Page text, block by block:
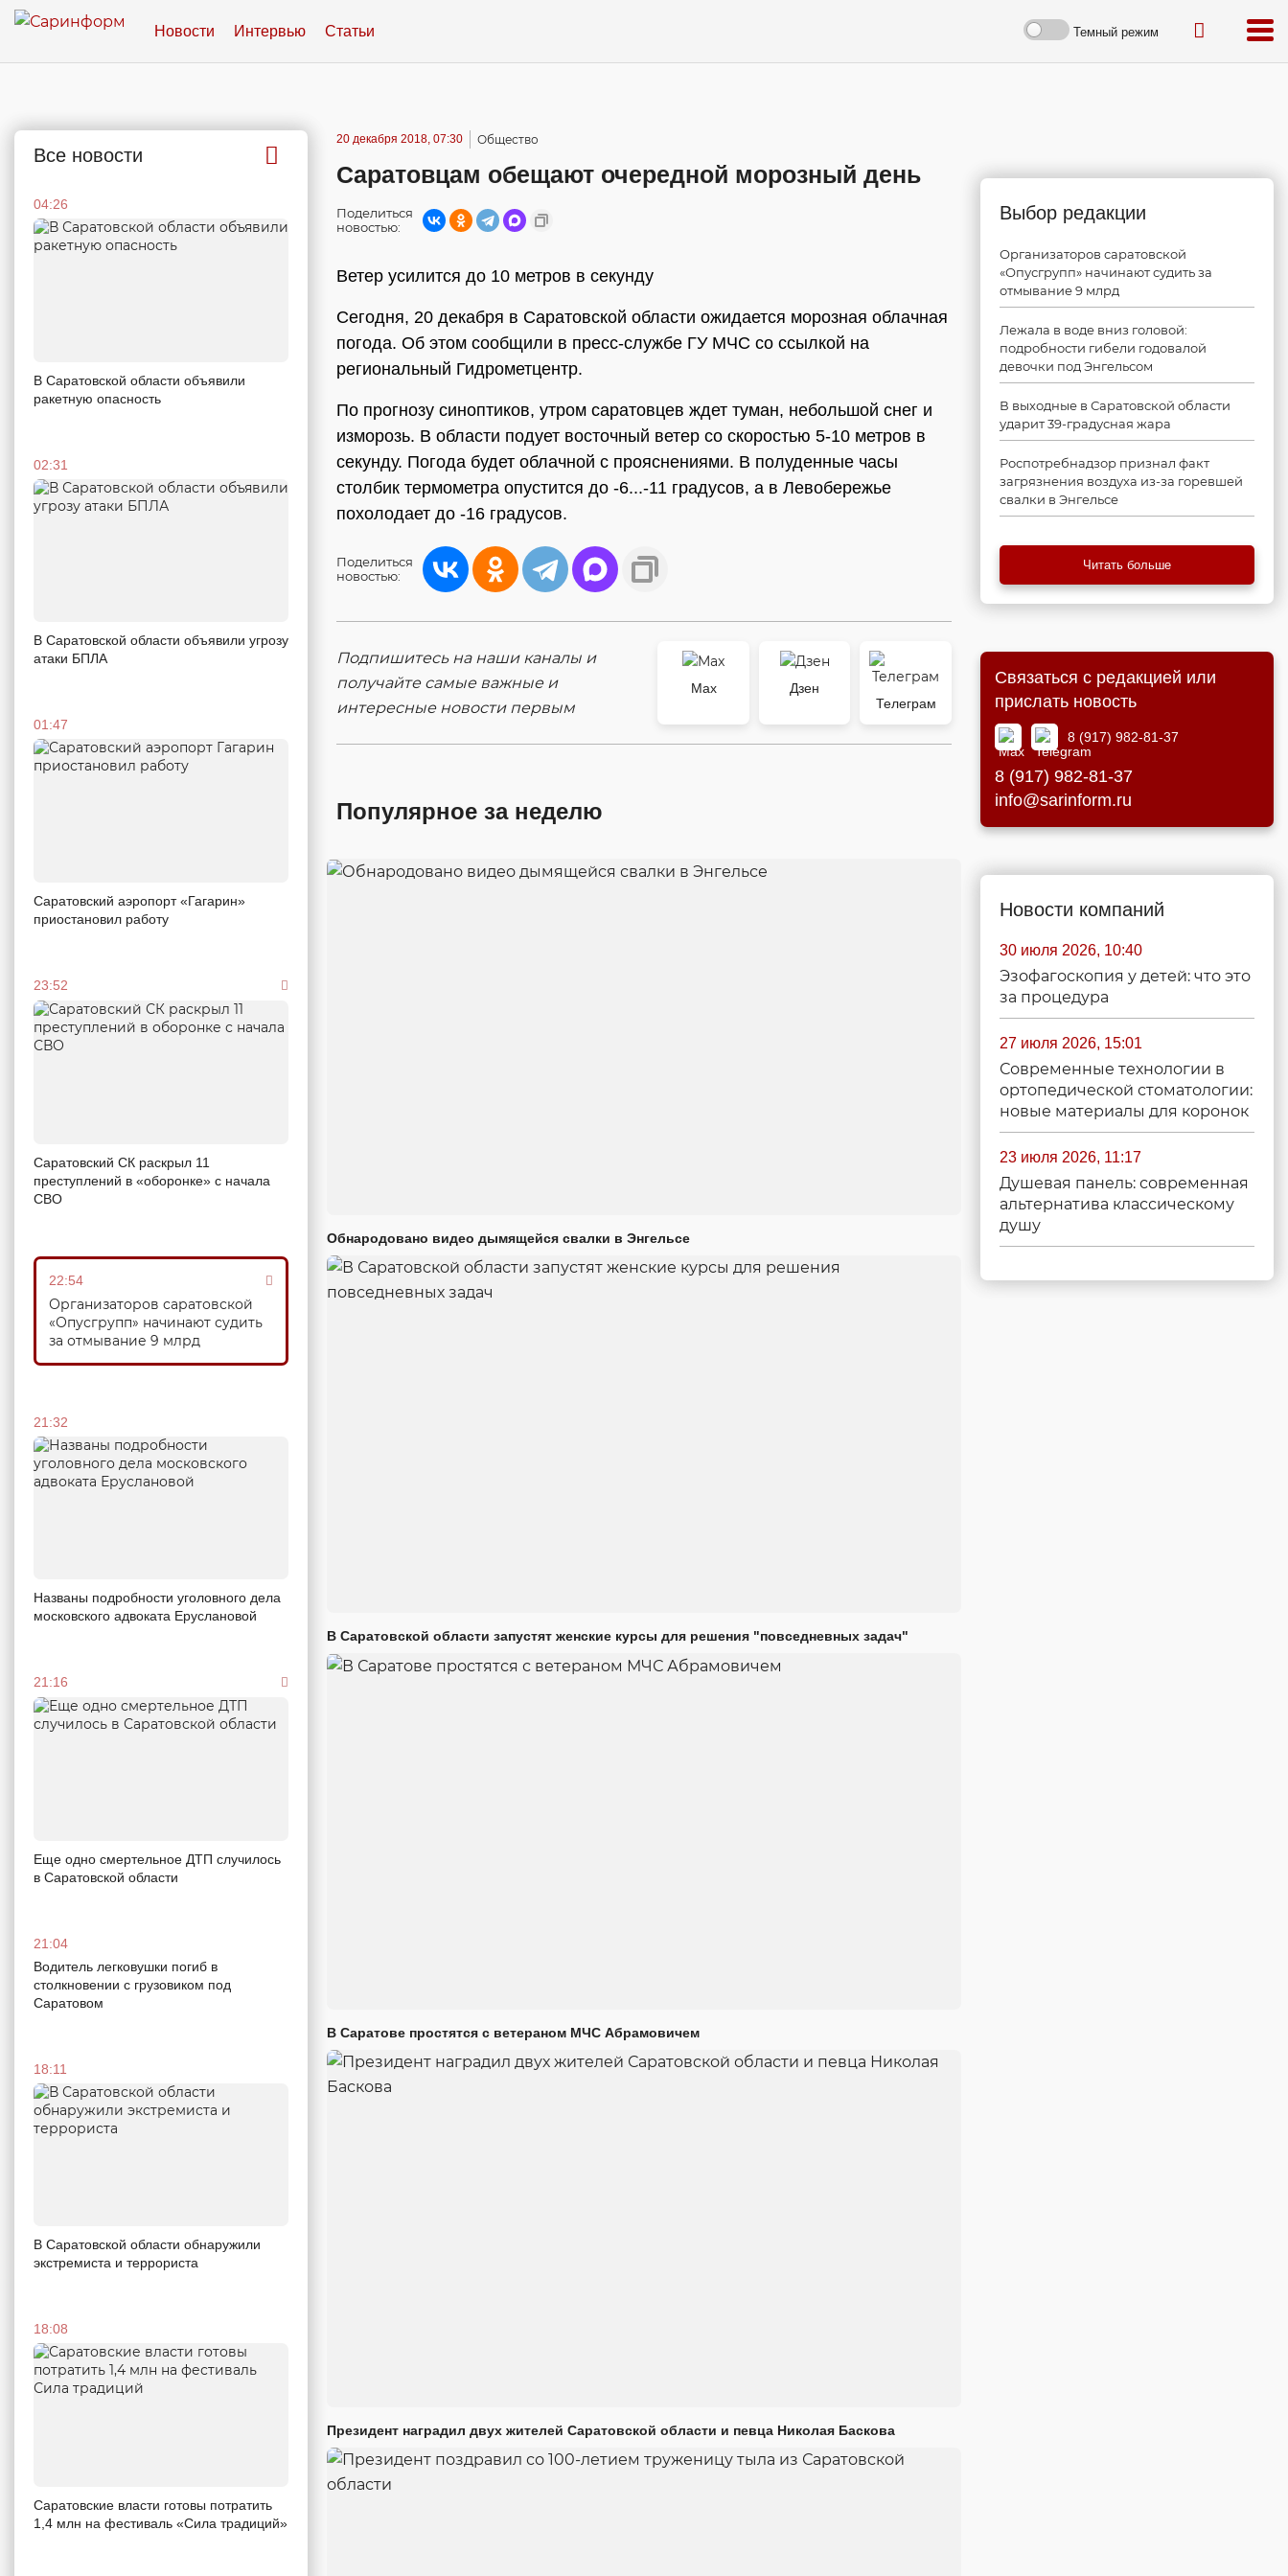
Новости Интервью Статьи Темный режим
Все новости
04:26
В Саратовской области объявили
ракетную опасность
02:31
В Саратовской области объявили угрозу
атаки БПЛА
01:47
Саратовский аэропорт «Гагарин»
приостановил работу
23:52
Саратовский СК раскрыл 11
преступлений в «оборонке» с начала
СВО
22:54
Организаторов саратовской
«Опусгрупп» начинают судить
за отмывание 9 млрд
21:32
Названы подробности уголовного дела
московского адвоката Еруслановой
21:16
Еще одно смертельное ДТП случилось
в Саратовской области
21:04
Водитель легковушки погиб в
столкновении с грузовиком под
Саратовом
18:11
В Саратовской области обнаружили
экстремиста и террориста
18:08
Саратовские власти готовы потратить
1,4 млн на фестиваль «Сила традиций»
20 декабря 2018, 07:30 Общество
Саратовцам обещают очередной морозный день
Поделиться
новостью:
Ветер усилится до 10 метров в секунду
Сегодня, 20 декабря в Саратовской области ожидается морозная облачная
погода. Об этом сообщили в пресс-службе ГУ МЧС со ссылкой на
региональный Гидрометцентр.
По прогнозу синоптиков, утром саратовцев ждет туман, небольшой снег и
изморозь. В области подует восточный ветер со скоростью 5-10 метров в
секунду. Погода будет облачной с прояснениями. В полуденные часы
столбик термометра опустится до -6...-11 градусов, а в Левобережье
похолодает до -16 градусов.
Поделиться
новостью:
Подпишитесь на наши каналы и
получайте самые важные и
интересные новости первым
Max
Дзен
Телеграм
Популярное за неделю
Обнародовано видео дымящейся свалки в Энгельсе
В Саратовской области запустят женские курсы для решения "повседневных задач"
В Саратове простятся с ветераном МЧС Абрамовичем
Президент наградил двух жителей Саратовской области и певца Николая Баскова
Выбор редакции
Организаторов саратовской
«Опусгрупп» начинают судить за
отмывание 9 млрд
Лежала в воде вниз головой:
подробности гибели годовалой
девочки под Энгельсом
В выходные в Саратовской области
ударит 39-градусная жара
Роспотребнадзор признал факт
загрязнения воздуха из-за горевшей
свалки в Энгельсе
Читать больше
Связаться с редакцией или
прислать новость
8 (917) 982-81-37
8 (917) 982-81-37
info@sarinform.ru
Новости компаний
30 июля 2026, 10:40
Эзофагоскопия у детей: что это
за процедура
27 июля 2026, 15:01
Современные технологии в
ортопедической стоматологии:
новые материалы для коронок
23 июля 2026, 11:17
Душевая панель: современная
альтернатива классическому
душу